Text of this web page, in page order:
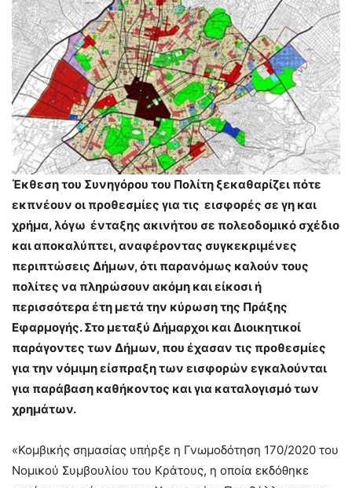
Έκθεση του Συνηγόρου του Πολίτη ξεκαθαρίζει πότε
εκπνέουν οι προθεσμίες για τις εισφορές σε γη και
χρήμα, λόγω ένταξης ακινήτου σε πολεοδομικό σχέδιο
και αποκαλύπτει, αναφέροντας συγκεκριμένες
περιπτώσεις Δήμων, ότι παρανόμως καλούν τους
πολίτες να πληρώσουν ακόμη και είκοσι ή
περισσότερα έτη μετά την κύρωση της Πράξης
Εφαρμογής. Στο μεταξύ Δήμαρχοι και Διοικητικοί
παράγοντες των Δήμων, που έχασαν τις προθεσμίες
για την νόμιμη είσπραξη των εισφορών εγκαλούνται
για παράβαση καθήκοντος και για καταλογισμό των
χρημάτων.
«Κομβικής σημασίας υπήρξε η Γνωμοδότηση 170/2020 του
Νομικού Συμβουλίου του Κράτους, η οποία εκδόθηκε